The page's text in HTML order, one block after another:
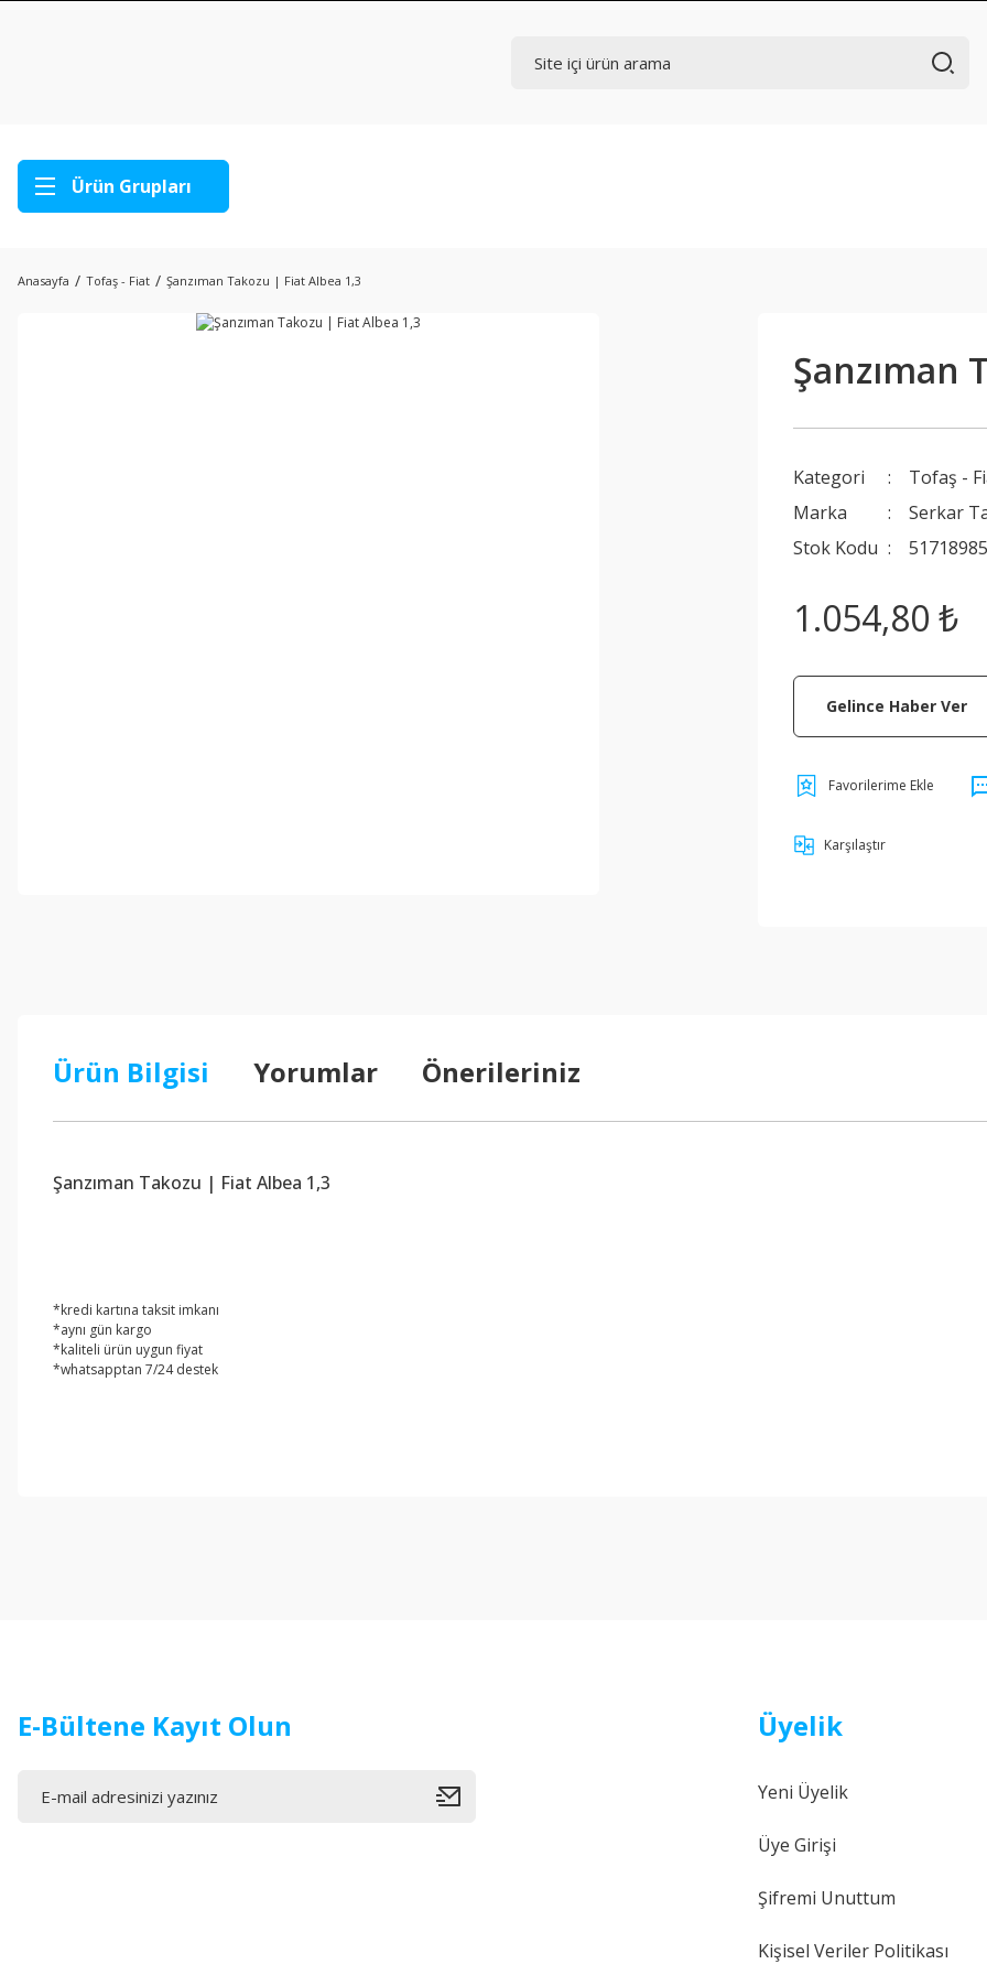
Ürün Grupları
Anasayfa Tofaş - Fiat Şanzıman Takozu | Fiat Albea 1,3
Şanzıman
Kategori Tofaş -
Marka
Serkar
Stok Kodu
51718985
1.054,80 ₺
Gelince Haber Ver
Karşılaştır
Ürün Bilgisi Yorumlar Önerileriniz
Şanzıman Takozu | Fiat Albea 1,3
*kredi kartına taksit imkanı
*aynı gün kargo
*kaliteli ürün uygun fiyat
*whatsapptan 7/24 destek
E-Bültene Kayıt Olun Üyelik
Yeni Üyelik
Üye Girişi
Şifremi Unuttum
Kişisel Veriler Politikası